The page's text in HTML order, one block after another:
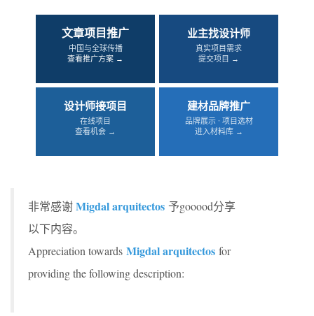
文章项目推广
中国与全球传播
查看推广方案 →
业主找设计师
真实项目需求
提交项目 →
设计师接项目
在线项目
查看机会 →
建材品牌推广
品牌展示 · 项目选材
进入材料库 →
非常感谢Migdal arquitectos 予gooood分享
以下内容。
Appreciation towards Migdal arquitectos for
providing the following description: